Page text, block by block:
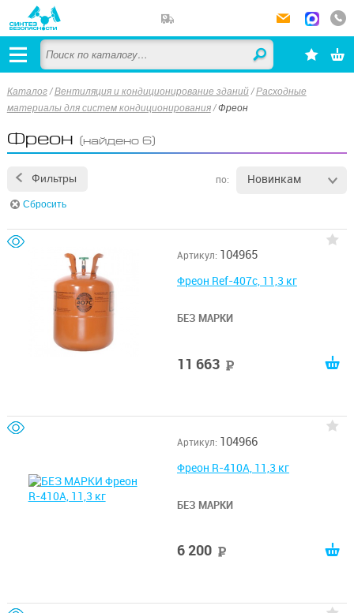
Каталог /Вентиляция и кондиционирование зданий /Расходные
материалы для систем кондиционирования /Фреон
Фреон (найдено 6)
Фильтры по: Новинкам
Сбросить
Артикул: 104965
Фреон Ref-407c, 11,3 кг
БЕЗ МАРКИ
11 663
Артикул: 104966
Фреон R-410А, 11,3 кг
БЕЗ МАРКИ
6 200